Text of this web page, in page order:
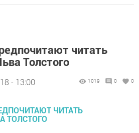
читать
Толстого
- 13:00 1019 0 0